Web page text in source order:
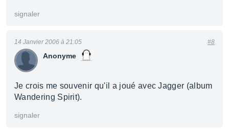
signaler
Anonyme
14 Janvier 2006 à 21:05 #8
Je crois me souvenir qu'il a joué avec Jagger (album
Wandering Spirit).
signaler